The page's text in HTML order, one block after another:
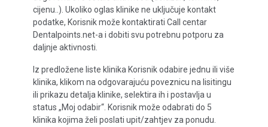
cijenu..). Ukoliko oglas klinike ne uključuje kontakt
podatke, Korisnik može kontaktirati Call centar
Dentalpoints.net-a i dobiti svu potrebnu potporu za
daljnje aktivnosti.
Iz predložene liste klinika Korisnik odabire jednu ili više
klinika, klikom na odgovarajuću poveznicu na lisitingu
ili prikazu detalja klinike, selektira ih i postavlja u
status „Moj odabir“. Korisnik može odabrati do 5
klinika kojima želi poslati upit/zahtjev za ponudu.